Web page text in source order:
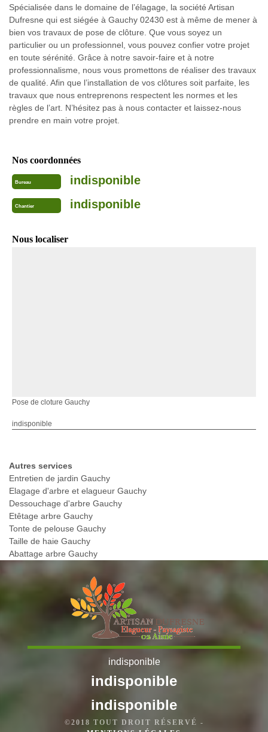
Spécialisée dans le domaine de l’élagage, la société Artisan
Dufresne qui est siégée à Gauchy 02430 est à même de mener à
bien vos travaux de pose de clôture. Que vous soyez un
particulier ou un professionnel, vous pouvez confier votre projet
en toute sérénité. Grâce à notre savoir-faire et à notre
professionnalisme, nous vous promettons de réaliser des travaux
de qualité. Afin que l’installation de vos clôtures soit parfaite, les
travaux que nous entreprenons respectent les normes et les
règles de l’art. N’hésitez pas à nous contacter et laissez-nous
prendre en main votre projet.
Nos coordonnées
Bureau indisponible
Chantier indisponible
Nous localiser
Pose de cloture Gauchy
indisponible
Autres services
Entretien de jardin Gauchy
Elagage d'arbre et elagueur Gauchy
Dessouchage d'arbre Gauchy
Etêtage arbre Gauchy
Tonte de pelouse Gauchy
Taille de haie Gauchy
Abattage arbre Gauchy
indisponible
indisponible
indisponible
©2018 TOUT DROIT RÉSERVÉ -